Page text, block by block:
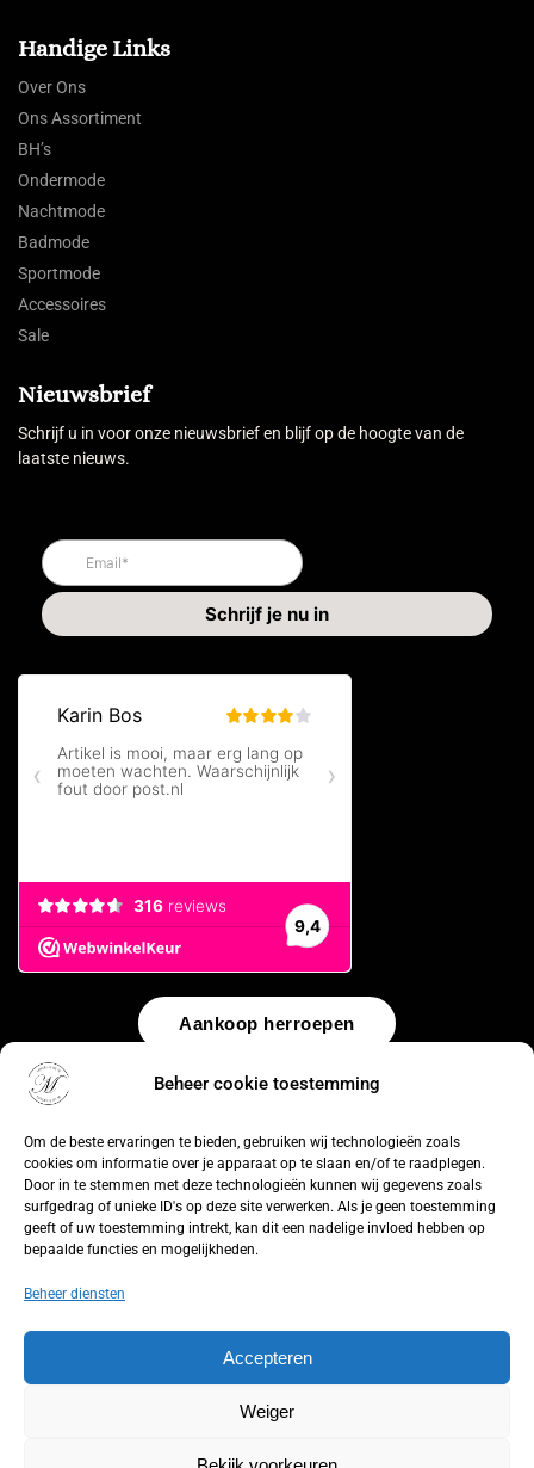
Beheer cookie toestemming
Om de beste ervaringen te bieden, gebruiken wij technologieën zoals
cookies om informatie over je apparaat op te slaan en/of te raadplegen.
Door in te stemmen met deze technologieën kunnen wij gegevens zoals
surfgedrag of unieke ID's op deze site verwerken. Als je geen toestemming
geeft of uw toestemming intrekt, kan dit een nadelige invloed hebben op
bepaalde functies en mogelijkheden.
Beheer diensten
Accepteren
Weiger
Handige Links
Over Ons
Ons Assortiment
BH’s
Ondermode
Nachtmode
Badmode
Sportmode
Accessoires
Sale
Nieuwsbrief
Schrijf u in voor onze nieuwsbrief en blijf op de hoogte van de
laatste nieuws.
Aankoop herroepen
© 2026 by WebUnlimited–Algemene voorwaarden